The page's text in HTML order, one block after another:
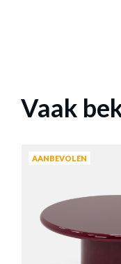
Vaak
AANBEVOLEN